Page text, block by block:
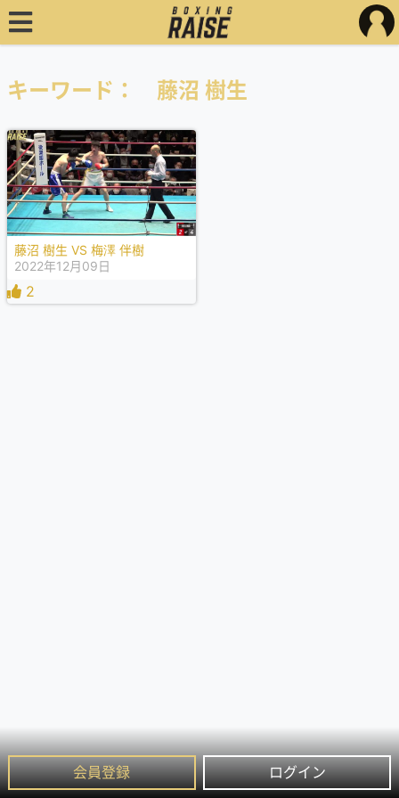
会員登録 ログイン
キーワード： 藤沼 樹生
藤沼 樹生 VS 梅澤 伴樹
2022年12月09日
2